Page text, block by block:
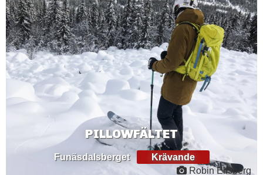
PILLOWFÄLTET
Funäsdalsberget
Krävande
Robin Elfsberg